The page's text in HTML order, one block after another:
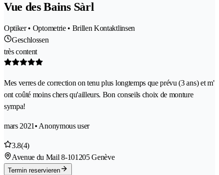
Vue des Bains Sàrl
Optiker • Optometrie • Brillen Kontaktlinsen
Geschlossen
très content
Mes verres de correction on tenu plus longtemps que prévu (3 ans) et m'
ont coûté moins chers qu'ailleurs. Bon conseils choix de monture
sympa!
mars 2021 • Anonymous user
3.8(4)
Avenue du Mail 8-101205 Genève
Termin reservieren